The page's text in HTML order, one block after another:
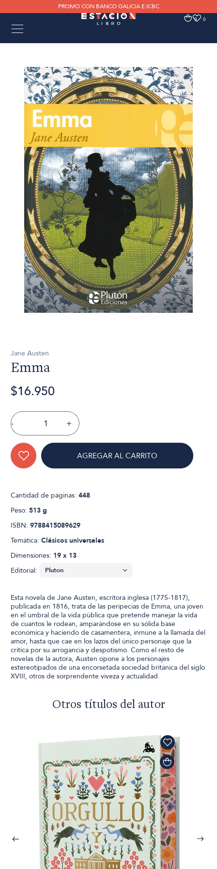
PROMO CON BANCO GALICIA E ICBC
0 0
Jane Austen
Emma
$16.950
- +
AGREGAR AL CARRITO
Cantidad de páginas:448
Peso:513 g
ISBN:9788415089629
Temática:Clásicos universales
Dimensiones: 19 x 13
Editorial:
Esta novela de Jane Austen, escritora inglesa (1775-1817),
publicada en 1816, trata de las peripecias de Emma, una joven
en el umbral de la vida pública que pretende manejar la vida
de cuantos le rodean, amparándose en su sólida base
económica y haciendo de casamentera, inmune a la llamada del
amor, hasta que cae en los lazos del único personaje que la
crítica por su arrogancia y despotismo. Como el resto de
novelas de la autora, Austen opone a los personajes
estereotipados de una encorsetada sociedad británica del siglo
XVIII, otros de sorprendente viveza y actualidad.
Otros títulos del autor